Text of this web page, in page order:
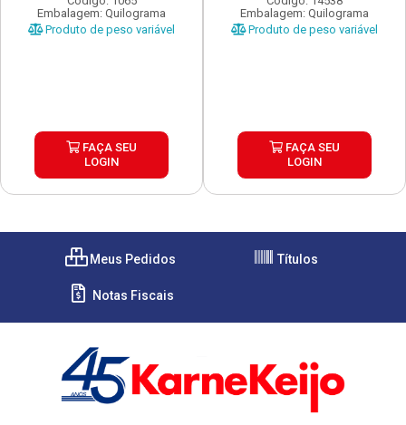
Embalagem: Quilograma
Produto de peso variável
FAÇA SEU
LOGIN
Embalagem: Quilograma
Produto de peso variável
FAÇA SEU
LOGIN
Meus Pedidos Títulos
Notas Fiscais